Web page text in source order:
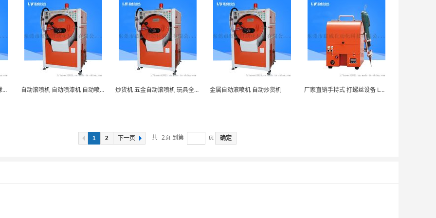
彩色圆球滚筒炒货机塑料圆球喷漆机 自动滚喷机 自动喷漆机 自动喷涂设备 炒货机 五金自动滚喷机 玩具全自动喷漆机 金属自动滚喷机 自动炒货机 厂家直销手持式 打螺丝设备 LW-LSJ00-0...
1 2 下一页 共 2页 到第 页 确定